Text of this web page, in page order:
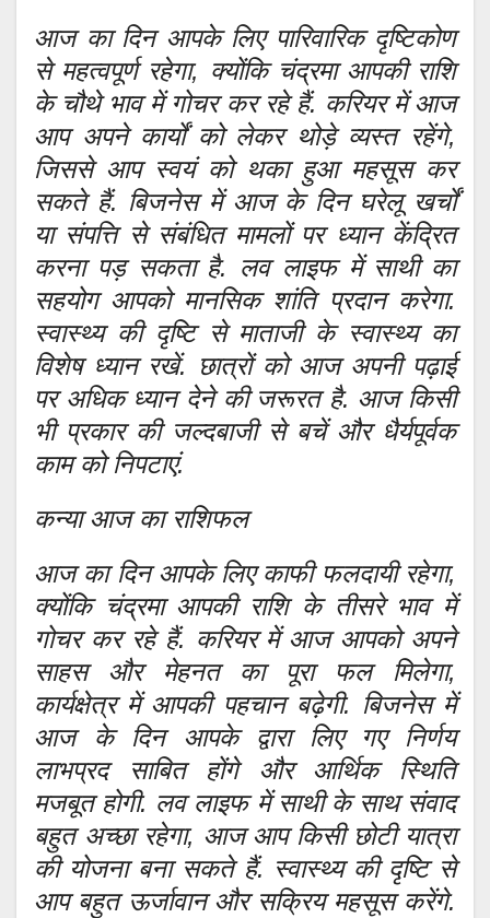
आज का दिन आपके लिए पारिवारिक दृष्टिकोण
से महत्वपूर्ण रहेगा, क्योंकि चंद्रमा आपकी राशि
के चौथे भाव में गोचर कर रहे हैं. करियर में आज
आप अपने कार्यों को लेकर थोड़े व्यस्त रहेंगे,
जिससे आप स्वयं को थका हुआ महसूस कर
सकते हैं. बिजनेस में आज के दिन घरेलू खर्चों
या संपत्ति से संबंधित मामलों पर ध्यान केंद्रित
करना पड़ सकता है. लव लाइफ में साथी का
सहयोग आपको मानसिक शांति प्रदान करेगा.
स्वास्थ्य की दृष्टि से माताजी के स्वास्थ्य का
विशेष ध्यान रखें. छात्रों को आज अपनी पढ़ाई
पर अधिक ध्यान देने की जरूरत है. आज किसी
भी प्रकार की जल्दबाजी से बचें और धैर्यपूर्वक
काम को निपटाएं.
कन्या आज का राशिफल
आज का दिन आपके लिए काफी फलदायी रहेगा,
क्योंकि चंद्रमा आपकी राशि के तीसरे भाव में
गोचर कर रहे हैं. करियर में आज आपको अपने
साहस और मेहनत का पूरा फल मिलेगा,
कार्यक्षेत्र में आपकी पहचान बढ़ेगी. बिजनेस में
आज के दिन आपके द्वारा लिए गए निर्णय
लाभप्रद साबित होंगे और आर्थिक स्थिति
मजबूत होगी. लव लाइफ में साथी के साथ संवाद
बहुत अच्छा रहेगा, आज आप किसी छोटी यात्रा
की योजना बना सकते हैं. स्वास्थ्य की दृष्टि से
आप बहुत ऊर्जावान और सक्रिय महसूस करेंगे.